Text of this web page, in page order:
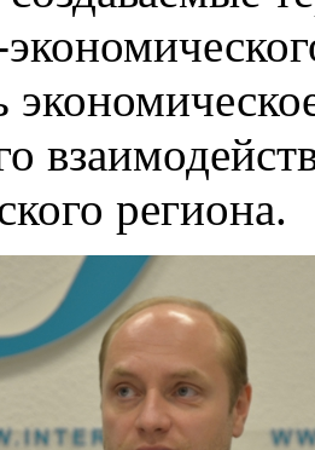
региона.